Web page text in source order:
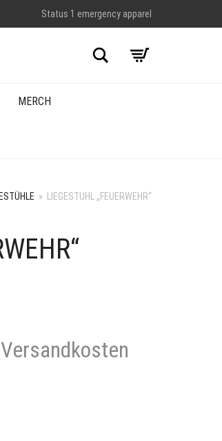
Status 1 emergency apparel
Suche
MERCH
» LIEGESTUHL „FEUERWEHR“